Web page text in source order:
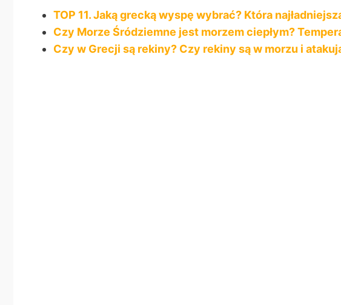
TOP 11. Jaką grecką wyspę wybrać? Która
Czy Morze Śródziemne jest morzem ciepłym?
Czy w Grecji są rekiny? Czy rekiny są w morzu i